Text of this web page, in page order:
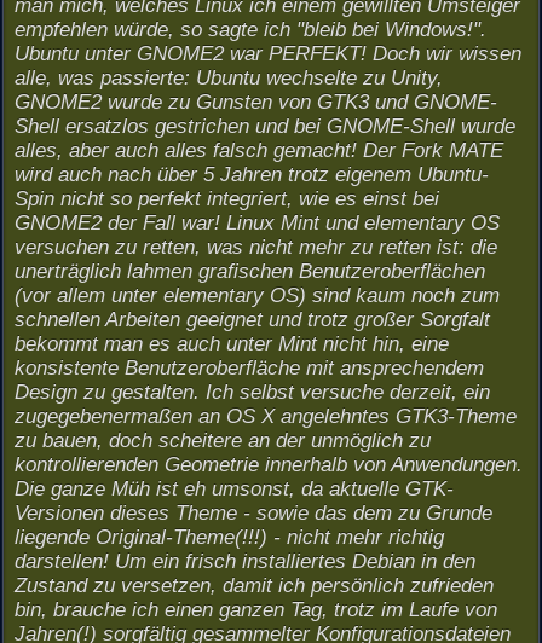
empfehlen würde, so sagte ich "bleib bei Windows!".
Ubuntu unter GNOME2 war PERFEKT! Doch wir wissen
alle, was passierte: Ubuntu wechselte zu Unity,
GNOME2 wurde zu Gunsten von GTK3 und GNOME-
Shell ersatzlos gestrichen und bei GNOME-Shell wurde
alles, aber auch alles falsch gemacht! Der Fork MATE
wird auch nach über 5 Jahren trotz eigenem Ubuntu-
Spin nicht so perfekt integriert, wie es einst bei
GNOME2 der Fall war! Linux Mint und elementary OS
versuchen zu retten, was nicht mehr zu retten ist: die
unerträglich lahmen grafischen Benutzeroberflächen
(vor allem unter elementary OS) sind kaum noch zum
schnellen Arbeiten geeignet und trotz großer Sorgfalt
bekommt man es auch unter Mint nicht hin, eine
konsistente Benutzeroberfläche mit ansprechendem
Design zu gestalten. Ich selbst versuche derzeit, ein
zugegebenermaßen an OS X angelehntes GTK3-Theme
zu bauen, doch scheitere an der unmöglich zu
kontrollierenden Geometrie innerhalb von Anwendungen.
Die ganze Müh ist eh umsonst, da aktuelle GTK-
Versionen dieses Theme - sowie das dem zu Grunde
liegende Original-Theme(!!!) - nicht mehr richtig
darstellen! Um ein frisch installiertes Debian in den
Zustand zu versetzen, damit ich persönlich zufrieden
bin, brauche ich einen ganzen Tag, trotz im Laufe von
Jahren(!) sorgfältig gesammelter Konfigurationsdateien